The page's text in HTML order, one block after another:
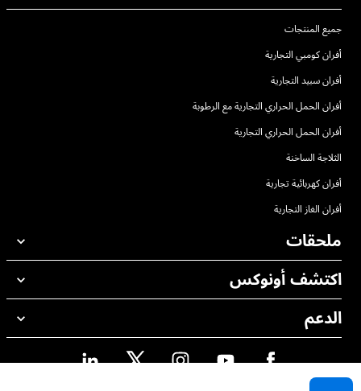
جميع المنتجات
أفران كومبي التجارية
أفران سبيد التجارية
أفران الحمل الحراري التجارية مع الرطوبة
أفران الحمل الحراري التجارية
الثلاجة الساخنة
أفران كهربائية تجارية
أفران الغاز التجارية
ملحقات
جميع الملحقات
منظفات الغسيل اليدوي
معالجة المياه باستخدام المرشحات
معالجة المياه بالتناضح العكسي
اكتشف أونوكس
مكاتبنا حول العالم
الدعم
محدد موقع الموزع